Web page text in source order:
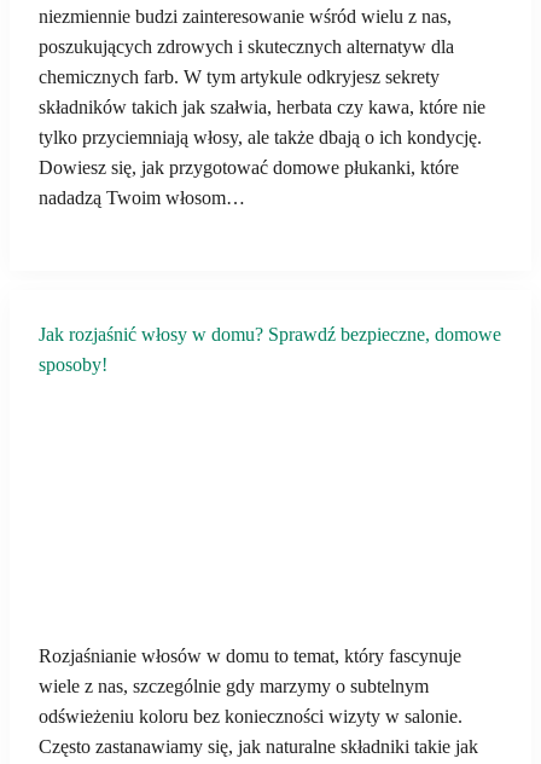
niezmiennie budzi zainteresowanie wśród wielu z nas,
poszukujących zdrowych i skutecznych alternatyw dla
chemicznych farb. W tym artykule odkryjesz sekrety
składników takich jak szałwia, herbata czy kawa, które nie
tylko przyciemniają włosy, ale także dbają o ich kondycję.
Dowiesz się, jak przygotować domowe płukanki, które
nadadzą Twoim włosom…
Jak rozjaśnić włosy w domu? Sprawdź bezpieczne, domowe
sposoby!
Rozjaśnianie włosów w domu to temat, który fascynuje
wiele z nas, szczególnie gdy marzymy o subtelnym
odświeżeniu koloru bez konieczności wizyty w salonie.
Często zastanawiamy się, jak naturalne składniki takie jak